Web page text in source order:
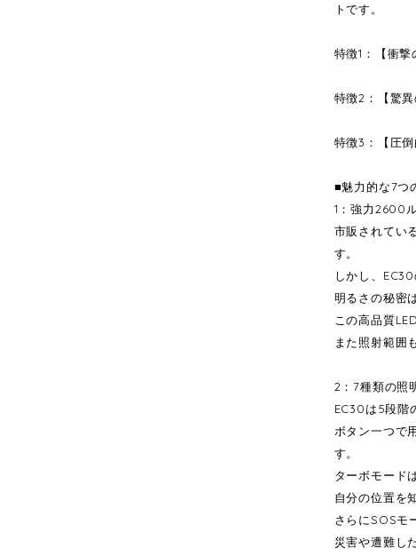
トです。
特徴1：【衝
特徴2：【驚
特徴3：【圧
■魅力的な7つ
1：強力2600
市販されてい
す。
しかし、
明るさの秘密
この高品質
また照射範囲
2：7種類の照
EC30は5段階
ボタン一つで
す。
ターボモード
自分の位置を
さらにSOSモ
災害や遭難し